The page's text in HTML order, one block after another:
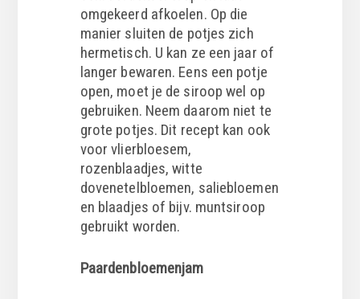
omgekeerd afkoelen. Op die
manier sluiten de potjes zich
hermetisch. U kan ze een jaar of
langer bewaren. Eens een potje
open, moet je de siroop wel op
gebruiken. Neem daarom niet te
grote potjes. Dit recept kan ook
voor vlierbloesem,
rozenblaadjes, witte
dovenetelbloemen, saliebloemen
en blaadjes of bijv. muntsiroop
gebruikt worden.
Paardenbloemenjam